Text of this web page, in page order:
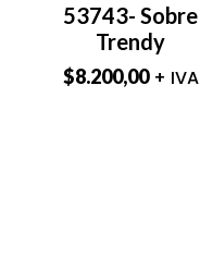
53743- Sobre
Trendy
$8.200,00 + IVA